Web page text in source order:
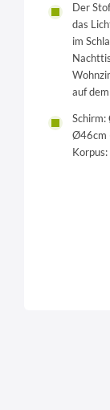
Der
das
im
auf
Schirm:
Ø46cm